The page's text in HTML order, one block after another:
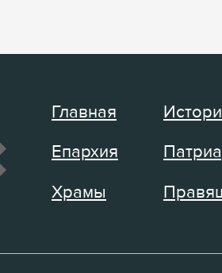
Главная
Епархия
Храмы